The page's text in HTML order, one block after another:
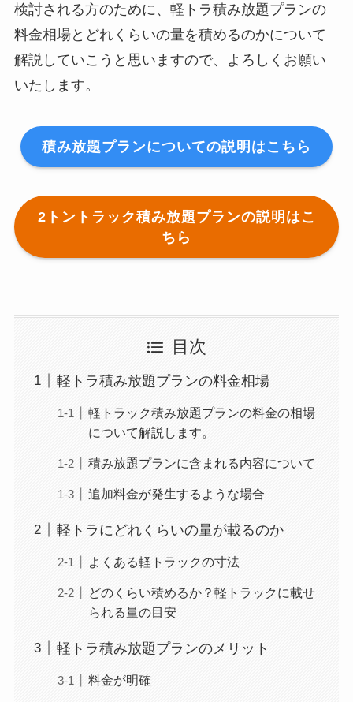
検討される方のために、軽トラ積み放題プランの
料金相場とどれくらいの量を積めるのかについて
解説していこうと思いますので、よろしくお願い
いたします。
積み放題プランについての説明はこちら
2トントラック積み放題プランの説明はこ
ちら
目次
軽トラ積み放題プランの料金相場
軽トラック積み放題プランの料金の相場
について解説します。
積み放題プランに含まれる内容について
追加料金が発生するような場合
軽トラにどれくらいの量が載るのか
よくある軽トラックの寸法
どのくらい積めるか？軽トラックに載せ
られる量の目安
軽トラ積み放題プランのメリット
料金が明確